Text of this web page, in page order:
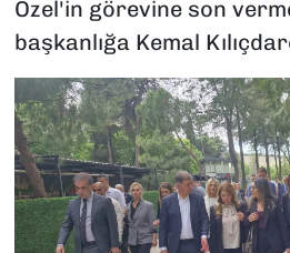
Özel'in görevine son
başkanlığa Kemal